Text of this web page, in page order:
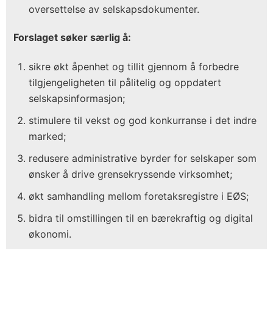
oversettelse av selskapsdokumenter.
Forslaget søker særlig å:
sikre økt åpenhet og tillit gjennom å forbedre
tilgjengeligheten til pålitelig og oppdatert
selskapsinformasjon;
stimulere til vekst og god konkurranse i det indre
marked;
redusere administrative byrder for selskaper som
ønsker å drive grensekryssende virksomhet;
økt samhandling mellom foretaksregistre i EØS;
bidra til omstillingen til en bærekraftig og digital
økonomi.